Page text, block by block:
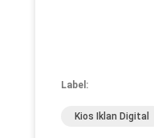
Label:
Kios Iklan Digital